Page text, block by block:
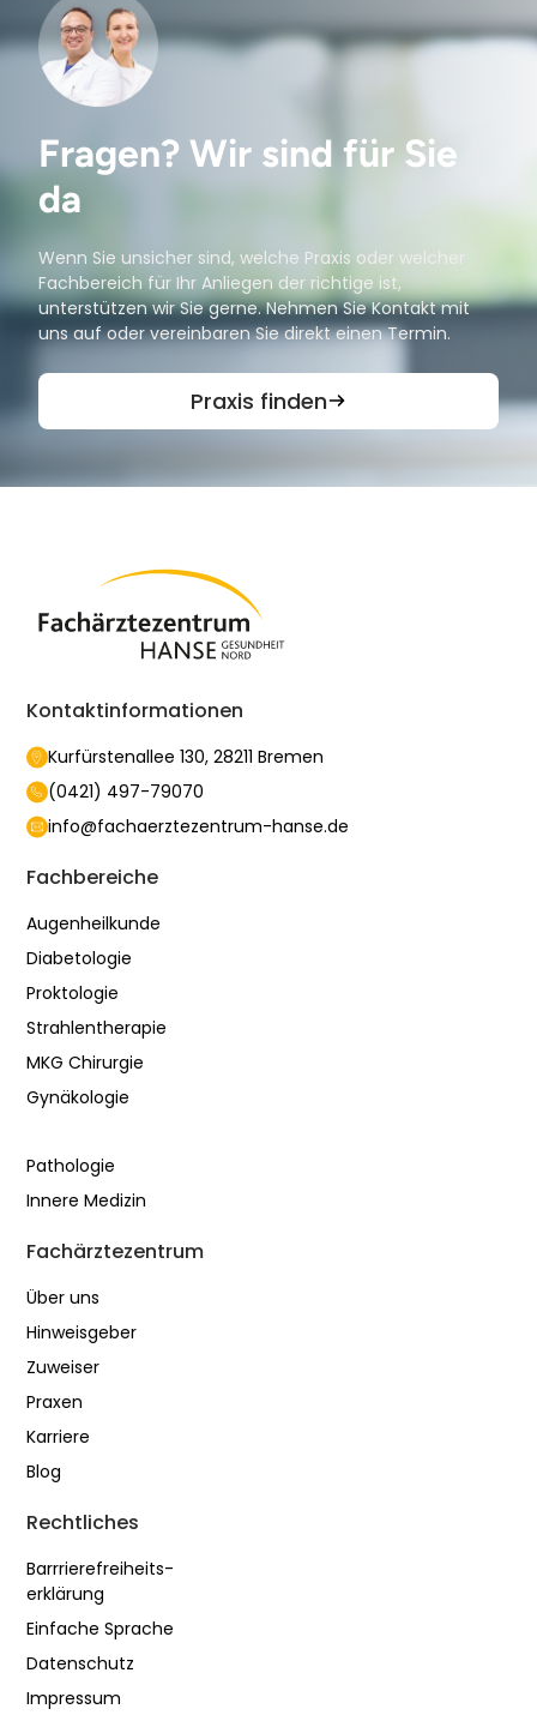
Fragen? Wir sind für Sie
da
Wenn Sie unsicher sind, welche Praxis oder welcher
Fachbereich für Ihr Anliegen der richtige ist,
unterstützen wir Sie gerne. Nehmen Sie Kontakt mit
uns auf oder vereinbaren Sie direkt einen Termin.
Praxis finden
Kontaktinformationen
Kurfürstenallee 130, 28211 Bremen
(0421) 497-79070
info@fachaerztezentrum-hanse.de
Fachbereiche
Augenheilkunde
Diabetologie
Proktologie
Strahlentherapie
MKG Chirurgie
Gynäkologie
Pathologie
Innere Medizin
Fachärztezentrum
Über uns
Hinweisgeber
Zuweiser
Praxen
Karriere
Blog
Rechtliches
Barrrierefreiheits-
erklärung
Einfache Sprache
Datenschutz
Impressum